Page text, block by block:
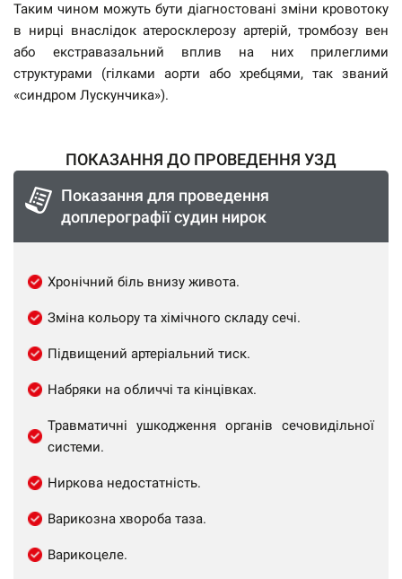
Таким чином можуть бути діагностовані зміни кровотоку
в нирці внаслідок атеросклерозу артерій, тромбозу вен
або екстравазальний вплив на них прилеглими
структурами (гілками аорти або хребцями, так званий
«синдром Лускунчика»).
ПОКАЗАННЯ ДО ПРОВЕДЕННЯ УЗД
Показання для проведення
доплерографії судин нирок
Хронічний біль внизу живота.
Зміна кольору та хімічного складу сечі.
Підвищений артеріальний тиск.
Набряки на обличчі та кінцівках.
Травматичні ушкодження органів сечовидільної
системи.
Ниркова недостатність.
Варикозна хвороба таза.
Варикоцеле.